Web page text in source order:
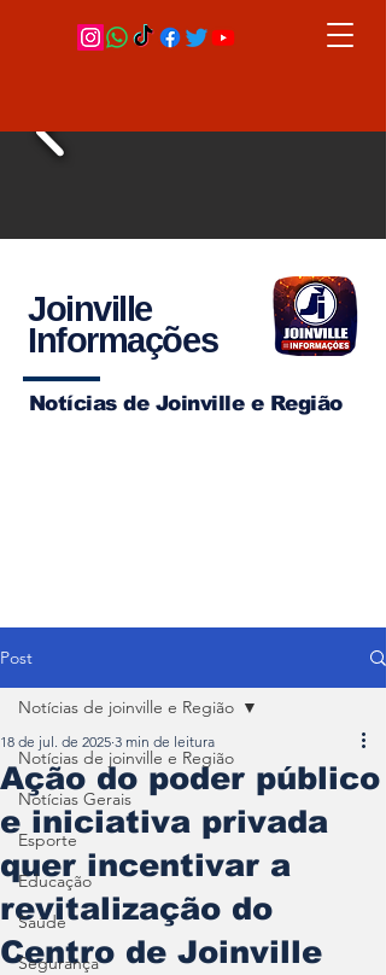
Joinville
Informações
Notícias de Joinville e Região
Post
Notícias de joinville e Região
Notícias Gerais
Esporte
Educação
Saúde
Segurança
Notícias de joinville e Região
Ação do poder público
e iniciativa privada
quer incentivar a
revitalização do
Centro de Joinville
18 de jul. de 2025 3 min de leitura